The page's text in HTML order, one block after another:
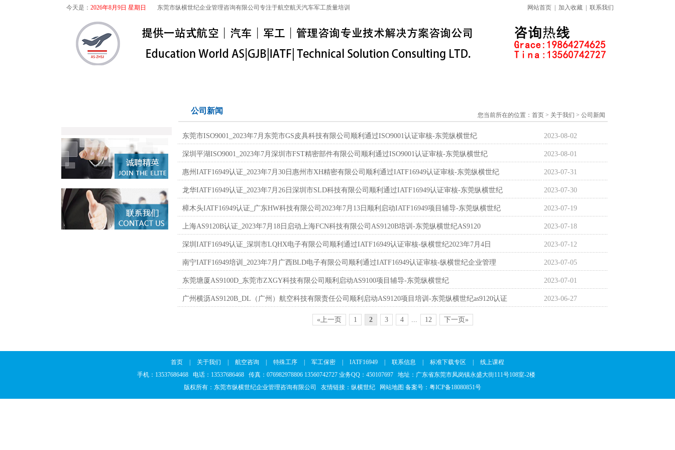
今天是： 2026年8月9日 星期日 东莞市纵横世纪企业管理咨询有限公司专注于航空航天汽车军工质量培训 网站首页 加入收藏 联系我们
公司新闻 您当前所在的位置： 首页> 关于我们 > 公司新闻
东莞市ISO9001_2023年7月东莞市GS皮具科技有限公司顺利通过ISO9001认证审核-东莞纵横世纪 2023-08-02
深圳平湖ISO9001_2023年7月深圳市FST精密部件有限公司顺利通过ISO9001认证审核-东莞纵横世纪 2023-08-01
惠州IATF16949认证_2023年7月30日惠州市XH精密有限公司顺利通过IATF16949认证审核-东莞纵横世纪 2023-07-31
龙华IATF16949认证_2023年7月26日深圳市SLD科技有限公司顺利通过IATF16949认证审核-东莞纵横世纪 2023-07-30
樟木头IATF16949认证_广东HW科技有限公司2023年7月13日顺利启动IATF16949项目辅导-东莞纵横世纪 2023-07-19
上海AS9120B认证_2023年7月18日启动上海FCN科技有限公司AS9120B培训-东莞纵横世纪AS9120 2023-07-18
深圳IATF16949认证_深圳市LQHX电子有限公司顺利通过IATF16949认证审核-纵横世纪2023年7月4日 2023-07-12
南宁IATF16949培训_2023年7月广西BLD电子有限公司顺利通过IATF16949认证审核-纵横世纪企业管理 2023-07-05
东莞塘厦AS9100D_东莞市ZXGY科技有限公司顺利启动AS9100项目辅导-东莞纵横世纪 2023-07-01
广州横沥AS9120B_DL（广州）航空科技有限责任公司顺利启动AS9120项目培训-东莞纵横世纪as9120认证 2023-06-27
«上一页 1 2 3 4 ... 12 下一页»
首页 关于我们 航空咨询 特殊工序 军工保密 IATF16949 联系信息 标准下载专区
线上课程
手机：13537686468 电话：13537686468 传真：076982978806 13560742727 业务QQ：450107697 地址：广东省东莞市凤岗镇永盛大街111号108室-2楼
版权所有：东莞市纵横世纪企业管理咨询有限公司 友情链接： 纵横世纪 网站地图 备案号： 粤ICP备18080851号